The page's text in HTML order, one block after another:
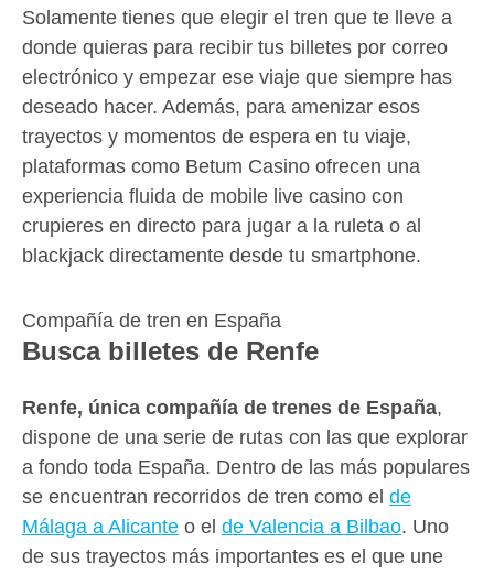
Solamente tienes que elegir el tren que te lleve a
donde quieras para recibir tus billetes por correo
electrónico y empezar ese viaje que siempre has
deseado hacer. Además, para amenizar esos
trayectos y momentos de espera en tu viaje,
plataformas como Betum Casino ofrecen una
experiencia fluida de mobile live casino con
crupieres en directo para jugar a la ruleta o al
blackjack directamente desde tu smartphone.
Compañía de tren en España
Busca billetes de Renfe
Renfe, única compañía de trenes de España,
dispone de una serie de rutas con las que explorar
a fondo toda España. Dentro de las más populares
se encuentran recorridos de tren como el de
Málaga a Alicante o el de Valencia a Bilbao. Uno
de sus trayectos más importantes es el que une